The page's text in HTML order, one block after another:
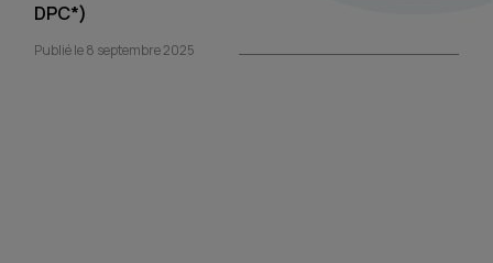
DPC*)
Publié le 8 septembre 2025